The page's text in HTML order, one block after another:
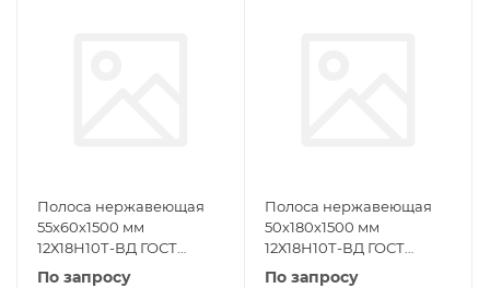
Полоса нержавеющая
55х60х1500 мм
12Х18Н10Т-ВД ГОСТ
18968-73
По запросу
Полоса нержавеющая
50х180х1500 мм
12Х18Н10Т-ВД ГОСТ
18968-73
По запросу